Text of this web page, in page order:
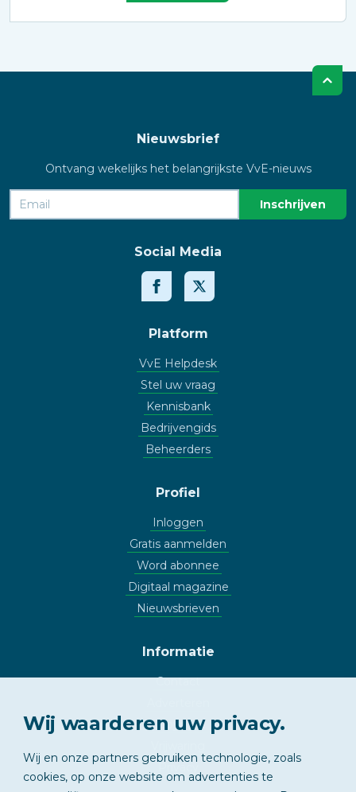
Nieuwsbrief
Ontvang wekelijks het belangrijkste VvE-nieuws
Social Media
Platform
VvE Helpdesk
Stel uw vraag
Kennisbank
Bedrijvengids
Beheerders
Profiel
Inloggen
Gratis aanmelden
Word abonnee
Digitaal magazine
Nieuwsbrieven
Informatie
Contact
Copyright
Wij waarderen uw privacy.
Wij en onze partners gebruiken technologie, zoals
cookies, op onze website om advertenties te